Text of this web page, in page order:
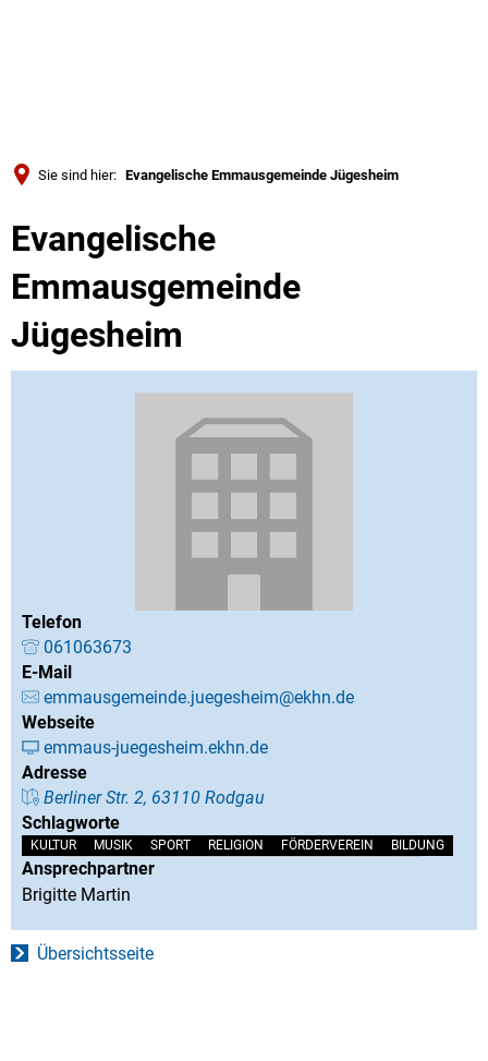
Sie sind hier: Evangelische Emmausgemeinde Jügesheim
Evangelische
Emmausgemeinde
Jügesheim
Telefon
061063673
E-Mail
emmausgemeinde.juegesheim@ekhn.de
Webseite
emmaus-juegesheim.ekhn.de
Adresse
Berliner Str. 2, 63110 Rodgau
Schlagworte
KULTUR MUSIK SPORT RELIGION FÖRDERVEREIN BILDUNG
Ansprechpartner
Brigitte Martin
Übersichtsseite